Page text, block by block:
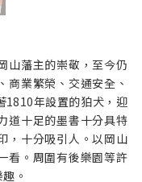
山藩主的崇敬，至今仍
商業繁榮、交通安全、
1810年設置的狛犬，迎
道十足的墨書十分具特
，十分吸引人。以岡山
看。周圍有後樂園等許
。